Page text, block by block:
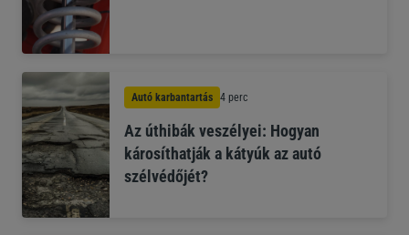
Autó karbantartás 4 perc
Az úthibák veszélyei: Hogyan
károsíthatják a kátyúk az autó
szélvédőjét?